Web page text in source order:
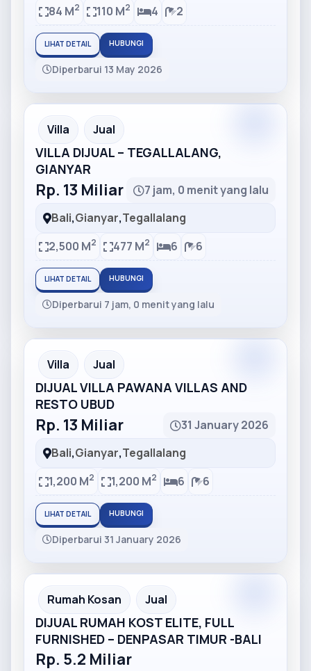
84 M2 110 M2 4 2
LIHAT DETAIL HUBUNGI
Diperbarui 13 May 2026
Partner Ad
Villa Jual
VILLA DIJUAL – TEGALLALANG,
GIANYAR
Rp. 13 Miliar
7 jam, 0 menit yang lalu
Bali,Gianyar,Tegallalang
2,500 M2 477 M2 6 6
LIHAT DETAIL HUBUNGI
Diperbarui 7 jam, 0 menit yang lalu
Partner Ad
Villa Jual
DIJUAL VILLA PAWANA VILLAS AND
RESTO UBUD
Rp. 13 Miliar
31 January 2026
Bali,Gianyar,Tegallalang
1,200 M2 1,200 M2 6 6
LIHAT DETAIL HUBUNGI
Diperbarui 31 January 2026
Partner Ad
Rumah Kosan Jual
DIJUAL RUMAH KOST ELITE, FULL
FURNISHED – DENPASAR TIMUR -BALI
Rp. 5.2 Miliar